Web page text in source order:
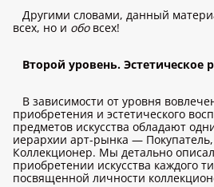
Другими словами, данный
всех, но и обовсех!
Второй уровень. Эстетическое
В зависимости от уровня
приобретения и эстетического
предметов искусства обладают
иерархии арт-рынка —
Коллекционер. Мы детально
приобретении искусства каждого
посвященной личности